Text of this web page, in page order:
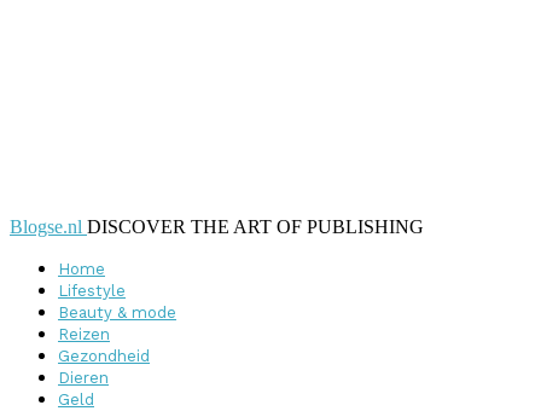
Blogse.nl DISCOVER THE ART OF PUBLISHING
Home
Lifestyle
Beauty & mode
Reizen
Gezondheid
Dieren
Geld